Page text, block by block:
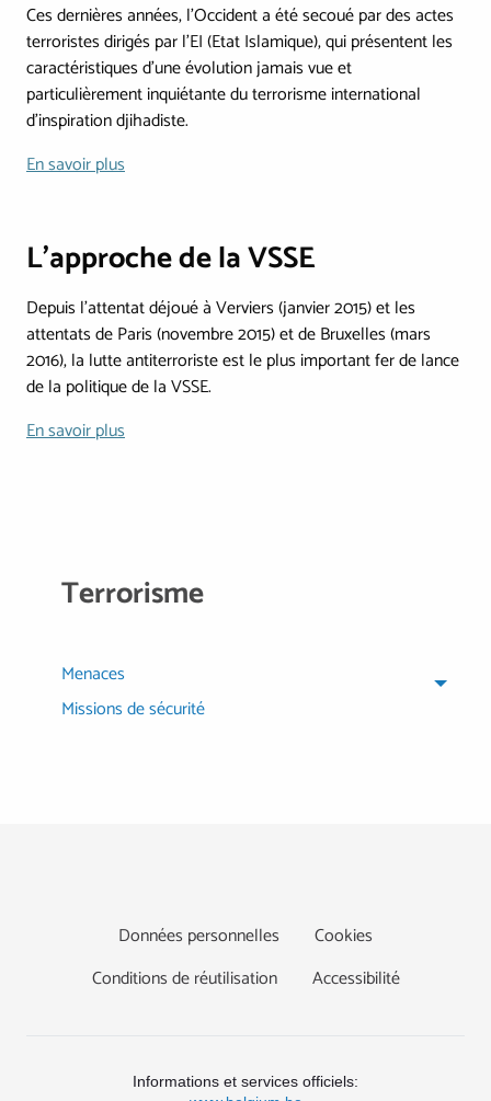
Ces dernières années, l’Occident a été secoué par des actes
terroristes dirigés par l'EI (Etat Islamique), qui présentent les
caractéristiques d’une évolution jamais vue et
particulièrement inquiétante du terrorisme international
d’inspiration djihadiste.
En savoir plus
L'approche de la VSSE
Depuis l'attentat déjoué à Verviers (janvier 2015) et les
attentats de Paris (novembre 2015) et de Bruxelles (mars
2016), la lutte antiterroriste est le plus important fer de lance
de la politique de la VSSE.
En savoir plus
Terrorisme
Menaces
Missions de sécurité
Données personnelles
Cookies
Conditions de réutilisation
Accessibilité
Informations et services officiels: